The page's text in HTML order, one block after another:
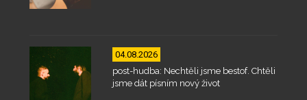
04.08.2026
post-hudba: Nechtěli jsme bestof. Chtěli
jsme dát písním nový život